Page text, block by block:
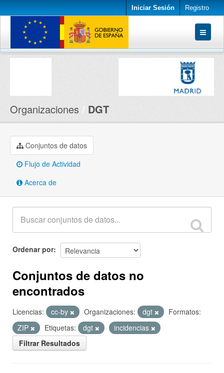
Iniciar Sesión Registro
Conjuntos de datos
Organizaciones DGT
Conjuntos de datos
Flujo de Actividad
Acerca de
Ordenar por
Conjuntos de datos no
encontrados
Licencias: cc-by Organizaciones: dgt
Formatos:
ZIP
Etiquetas: dgt
incidencias
Filtrar Resultados